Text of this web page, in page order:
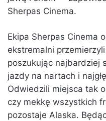
Sherpas Cinema.
Ekipa Sherpas Cinema
ekstremalni
poszukując najbardziej
jazdy na nartach i
Odwiedzili miejsca tak
czy mekkę wszystkich
pozostaje Alaska.